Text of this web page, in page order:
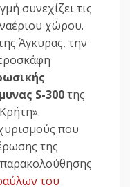
συνεχίζει τις
χώρου.
Άγκυρας, την
S-300της
που
της
του